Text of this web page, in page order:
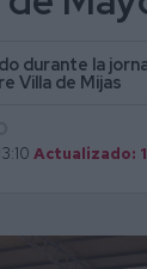
durante la
Villa de Mijas
Actualizado: